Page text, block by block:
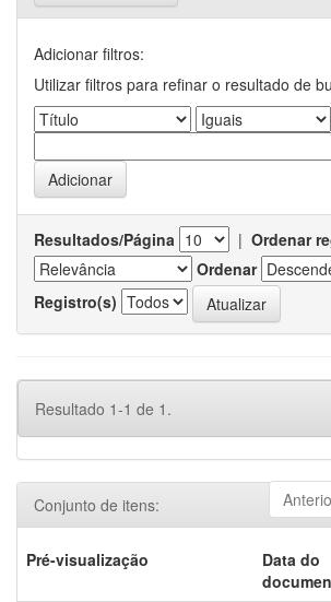
Adicionar filtros:
Utilizar filtros para refinar o resultado de
Resultados/Página | Ordenar
Ordenar
Registro(s)
Resultado 1-1 de 1.
Conjunto de itens:
Pré-visualização
Data do